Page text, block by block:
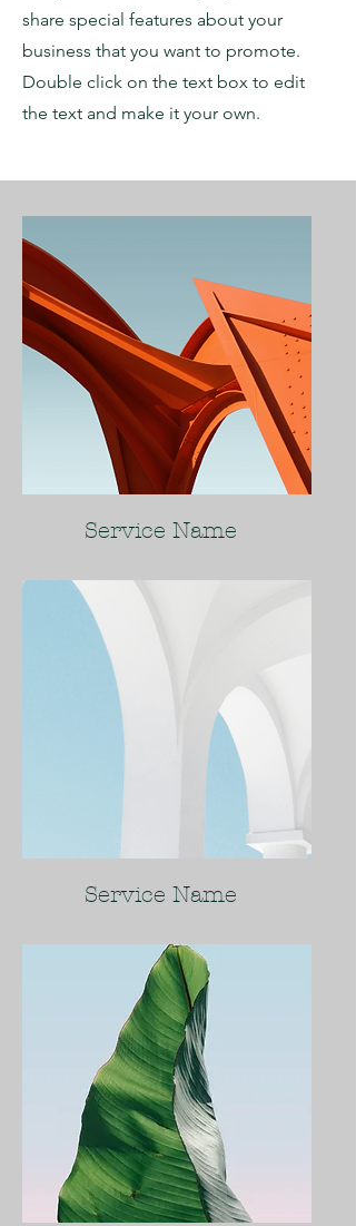
share special features about your
business that you want to promote.
Double click on the text box to edit
the text and make it your own.
Service Name
Service Name